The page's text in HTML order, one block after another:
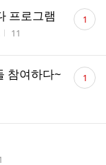
프로그램
조회수
11
댓
글 1
참여하다~
댓
글 1
수